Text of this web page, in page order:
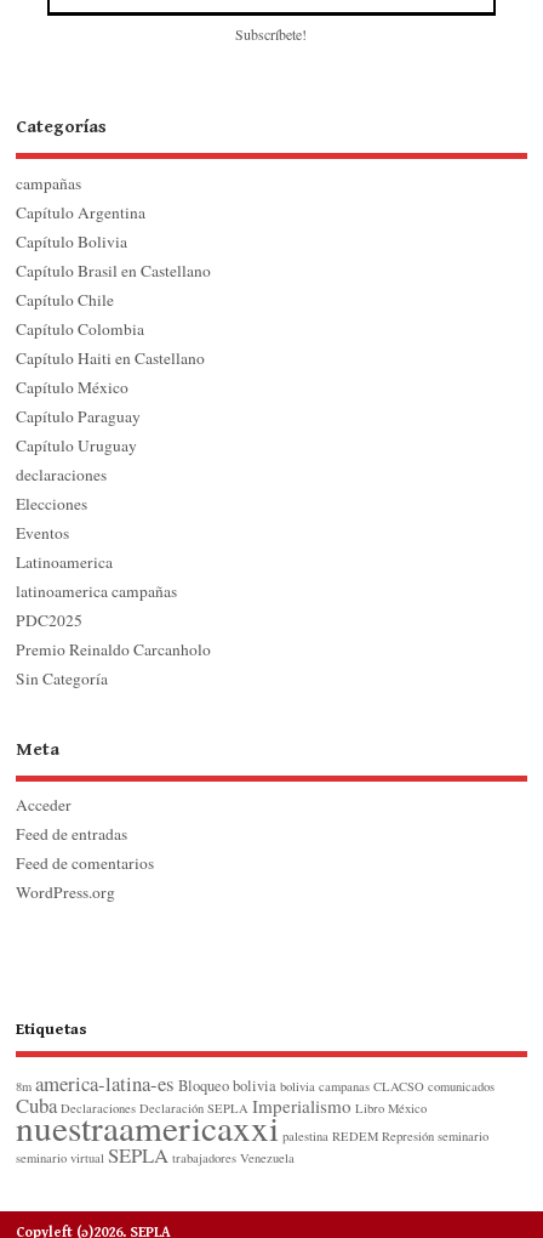
Subscríbete!
Categorías
campañas
Capítulo Argentina
Capítulo Bolivia
Capítulo Brasil en Castellano
Capítulo Chile
Capítulo Colombia
Capítulo Haiti en Castellano
Capítulo México
Capítulo Paraguay
Capítulo Uruguay
declaraciones
Elecciones
Eventos
Latinoamerica
latinoamerica campañas
PDC2025
Premio Reinaldo Carcanholo
Sin Categoría
Meta
Acceder
Feed de entradas
Feed de comentarios
WordPress.org
Etiquetas
8m america-latina-es Bloqueo bolivia bolivia campanas CLACSO comunicados
Cuba Declaraciones Declaración SEPLA Imperialismo Libro México
nuestraamericaxxi palestina REDEM Represión seminario
seminario virtual SEPLA trabajadores Venezuela
Copyleft (ɔ)2026. SEPLA